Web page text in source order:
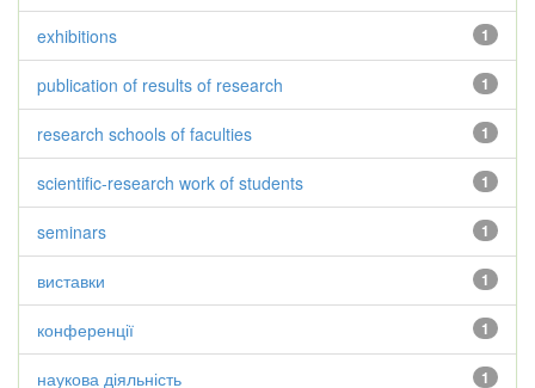
1
exhibitions
1
publication of results of research
1
research schools of faculties
1
scientific-research work of students
1
seminars
1
виставки
1
конференції
1
наукова діяльність